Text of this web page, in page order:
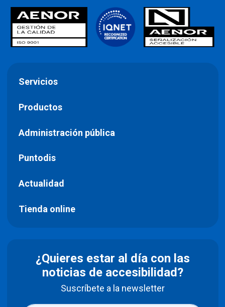
Servicios
Productos
Administración pública
Puntodis
Actualidad
Tienda online
¿Quieres estar al día con las
noticias de accesibilidad?
Suscríbete a la newsletter